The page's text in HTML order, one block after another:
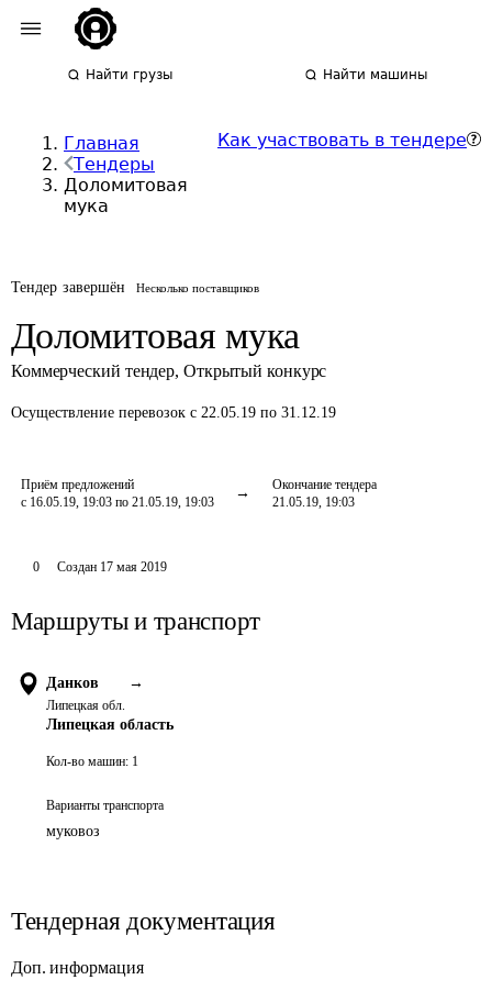
Найти грузы Найти машины
Главная
Тендеры
Доломитовая
мука
Как участвовать в тендере
Тендер завершён Несколько поставщиков
Доломитовая мука
Коммерческий тендер, Открытый конкурс
Осуществление перевозок с 22.05.19 по 31.12.19
Приём предложений
с 16.05.19, 19:03 по 21.05.19, 19:03
Окончание тендера
21.05.19, 19:03
0 Создан 17 мая 2019
Маршруты и транспорт
Данков →
Липецкая обл.
Липецкая область
Кол-во машин: 1
Варианты транспорта
муковоз
Тендерная документация
Доп. информация